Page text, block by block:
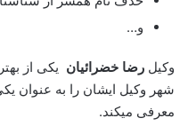
و…
وکیل رضا خضرائیان یکی از
شهر وکیل ایشان را به عنوان
معرفی میکند.